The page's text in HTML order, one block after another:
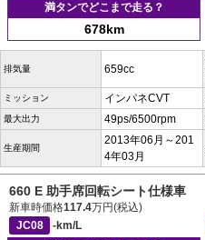
満タンでどこまで走る？
678km
排気量 659cc
ミッション インパネCVT
最大出力 49ps/6500rpm
生産期間
2013年06月～201
4年03月
660 E 助手席回転シート仕様車
新車時価格117.4万円(税込)
JC08
-km/L